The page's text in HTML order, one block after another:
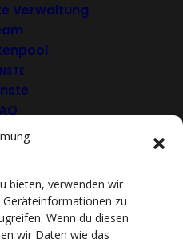
bieten, verwenden wir
zu
Wenn du diesen
wir Daten wie das
Verwaltung
werden